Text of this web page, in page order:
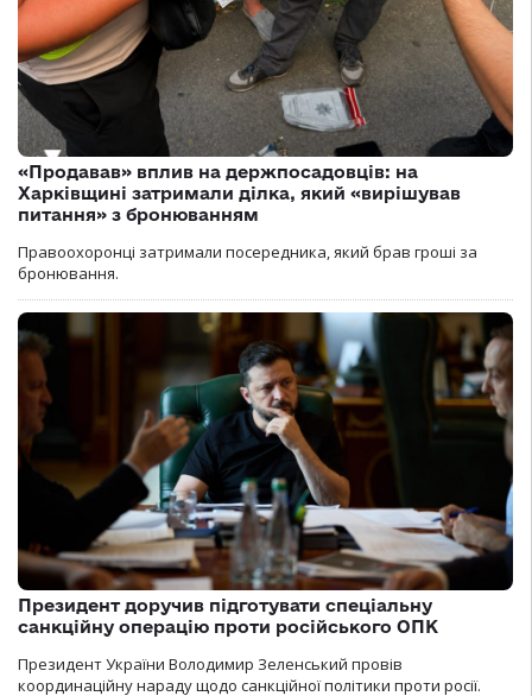
«Продавав» вплив на держпосадовців: на
Харківщині затримали ділка, який «вирішував
питання» з бронюванням
Правоохоронці затримали посередника, який брав гроші за
бронювання.
Президент доручив підготувати спеціальну
санкційну операцію проти російського ОПК
Президент України Володимир Зеленський провів
координаційну нараду щодо санкційної політики проти росії.